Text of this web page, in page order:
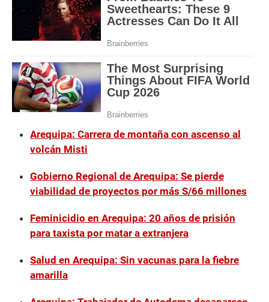
Arequipa: Carrera de montaña con ascenso al
volcán Misti
Gobierno Regional de Arequipa: Se pierde
viabilidad de proyectos por más S/66 millones
Feminicidio en Arequipa: 20 años de prisión
para taxista por matar a extranjera
Salud en Arequipa: Sin vacunas para la fiebre
amarilla